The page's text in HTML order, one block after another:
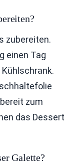
zubereiten.
einen Tag
Kühlschrank.
zum
das Dessert
Galette?